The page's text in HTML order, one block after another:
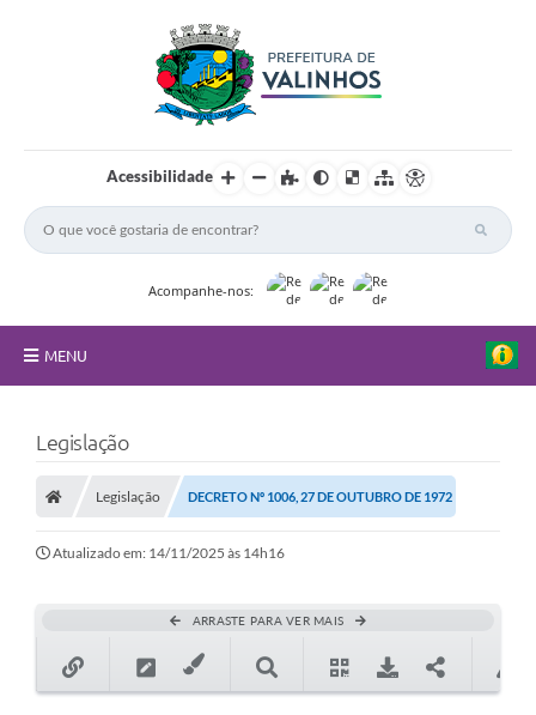
Acessibilidade
Acompanhe-nos:
MENU
Principal
Nossa Cidade
Secretarias
Transparência
Legislação
Legislação DECRETO Nº 1006, 27 DE OUTUBRO DE 1972
Atualizado em: 14/11/2025 às 14h16
ARRASTE PARA VER MAIS